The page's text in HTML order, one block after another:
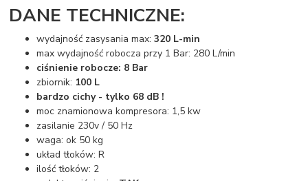
DANE TECHNICZNE:
wydajność zasysania max:320 L-min
max wydajność robocza przy 1 Bar: 280 L/min
ciśnienie robocze: 8 Bar
zbiornik: 100 L
bardzo cichy - tylko 68 dB !
moc znamionowa kompresora: 1,5 kw
zasilanie 230v / 50 Hz
waga: ok 50 kg
układ tłoków: R
ilość tłoków: 2